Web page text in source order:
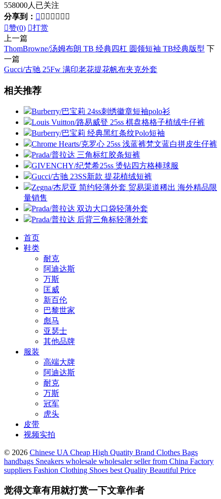
558000人已关注
分享到：       
赞(0) 打赏
上一篇
ThomBrowne/汤姆布朗 TB 经典四杠 圆领短袖 TB经典版型 下
一篇
Gucci/古驰 25Fw 满印老花提花帆布夹克外套
相关推荐
Burberry/巴宝莉 24ss刺绣徽章短袖polo衫
Louis Vuitton/路易威登 25ss 棋盘格格子植绒牛仔裤
Burberry/巴宝莉 经典黑红条纹Polo短袖
Chrome Hearts/克罗心 25ss 浅蓝裤梵文蓝白拼皮生仔裤
Prada/普拉达 三角标红胶条短裤
GIVENCHY/纪梵希25ss 烫钻四方格棒球服
Gucci/古驰 23SS新款 提花植绒短裤
Zegna/杰尼亚 简约轻薄外套 贸易渠道稀出 海外精品限
量销售
Prada/普拉达 双边大口袋轻薄外套
Prada/普拉达 后背三角标轻薄外套
首页
鞋类
耐克
阿迪达斯
万斯
匡威
新百伦
巴黎世家
彪马
亚瑟士
其他品牌
服装
高端大牌
阿迪达斯
耐克
万斯
冠军
虎头
皮带
视频实拍
© 2026 Chinese UA Cheap High Quatity Brand Clothes Bags
handbags Sneakers wholesale wholesaler seller from China Factory
suppliers Fashion Clothing Shoes best Quality Beautiful Price
觉得文章有用就打赏一下文章作者